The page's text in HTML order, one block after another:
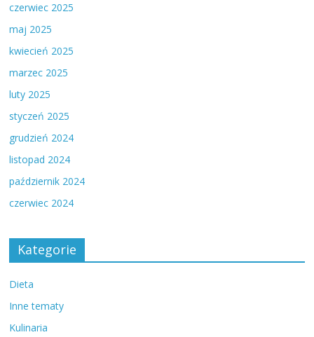
czerwiec 2025
maj 2025
kwiecień 2025
marzec 2025
luty 2025
styczeń 2025
grudzień 2024
listopad 2024
październik 2024
czerwiec 2024
Kategorie
Dieta
Inne tematy
Kulinaria